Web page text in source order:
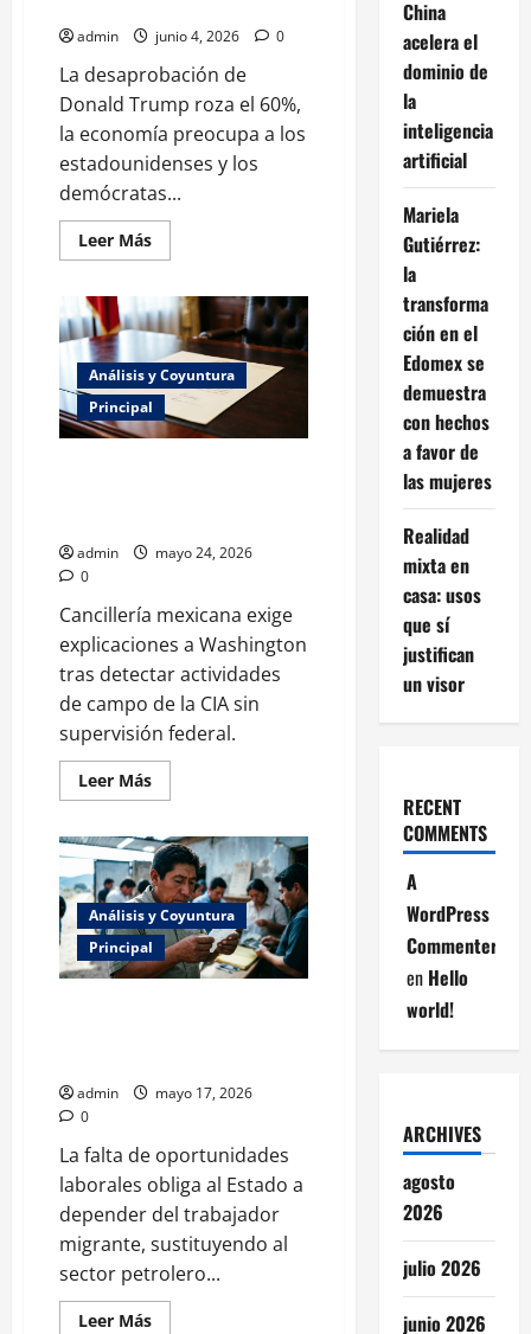
admin junio 4, 2026 0
La desaprobación de
Donald Trump roza el 60%,
la economía preocupa a los
estadounidenses y los
demócratas...
Leer MásLeer
más
Donald
Trump
se
desploma
en
las
encuestas
60%
lo
Análisis y Coyuntura
Principal
admin
mayo 24, 2026
0
Cancillería mexicana exige
explicaciones a Washington
tras detectar actividades
de campo de la CIA sin
supervisión federal.
Leer MásLeer
más
México
envía
nota
diplomática
a
Estados
Unidos
por
operación
Análisis y Coyuntura
Principal
admin
mayo 17, 2026
0
La falta de oportunidades
laborales obliga al Estado a
depender del trabajador
migrante, sustituyendo al
sector petrolero...
Leer MásLeer
China
acelera el
dominio de
la
inteligencia
artificial
Mariela
Gutiérrez:
la
transforma
ción en el
Edomex se
demuestra
con hechos
a favor de
las mujeres
Realidad
mixta en
casa: usos
que sí
justifican
un visor
RECENT
COMMENTS
A
WordPress
Commenter
en Hello
world!
ARCHIVES
agosto
2026
julio 2026
junio 2026